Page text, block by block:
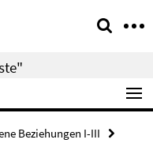
Beziehungen I-III